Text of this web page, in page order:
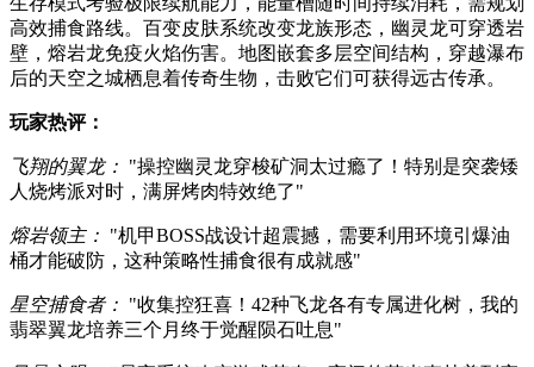
高效捕食路线。百变皮肤系统改变龙族形态，幽灵龙可穿透岩
壁，熔岩龙免疫火焰伤害。地图嵌套多层空间结构，穿越瀑布
后的天空之城栖息着传奇生物，击败它们可获得远古传承。
玩家热评：
飞翔的翼龙： "操控幽灵龙穿梭矿洞太过瘾了！特别是突袭矮
人烧烤派对时，满屏烤肉特效绝了"
熔岩领主： "机甲BOSS战设计超震撼，需要利用环境引爆油
桶才能破防，这种策略性捕食很有成就感"
星空捕食者： "收集控狂喜！42种飞龙各有专属进化树，我的
翡翠翼龙培养三个月终于觉醒陨石吐息"